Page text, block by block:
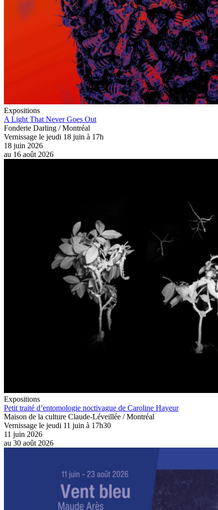
Expositions
A Light That Never Goes Out
Fonderie Darling / Montréal
Vernissage le jeudi 18 juin à 17h
18 juin 2026
au 16 août 2026
Expositions
Petit traité d’entomologie noctivague de Caroline Hayeur
Maison de la culture Claude-Léveillée / Montréal
Vernissage le jeudi 11 juin à 17h30
11 juin 2026
au 30 août 2026